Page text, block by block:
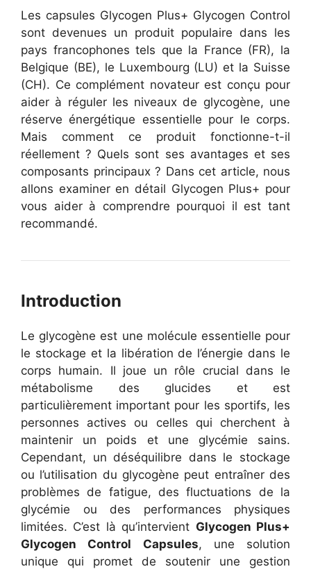
Les capsules Glycogen Plus+ Glycogen Control
sont devenues un produit populaire dans les
pays francophones tels que la France (FR), la
Belgique (BE), le Luxembourg (LU) et la Suisse
(CH). Ce complément novateur est conçu pour
aider à réguler les niveaux de glycogène, une
réserve énergétique essentielle pour le corps.
Mais comment ce produit fonctionne-t-il
réellement ? Quels sont ses avantages et ses
composants principaux ? Dans cet article, nous
allons examiner en détail Glycogen Plus+ pour
vous aider à comprendre pourquoi il est tant
recommandé.
Introduction
Le glycogène est une molécule essentielle pour
le stockage et la libération de l’énergie dans le
corps humain. Il joue un rôle crucial dans le
métabolisme des glucides et est
particulièrement important pour les sportifs, les
personnes actives ou celles qui cherchent à
maintenir un poids et une glycémie sains.
Cependant, un déséquilibre dans le stockage
ou l’utilisation du glycogène peut entraîner des
problèmes de fatigue, des fluctuations de la
glycémie ou des performances physiques
limitées. C’est là qu’intervient Glycogen Plus+
Glycogen Control Capsules, une solution
unique qui promet de soutenir une gestion